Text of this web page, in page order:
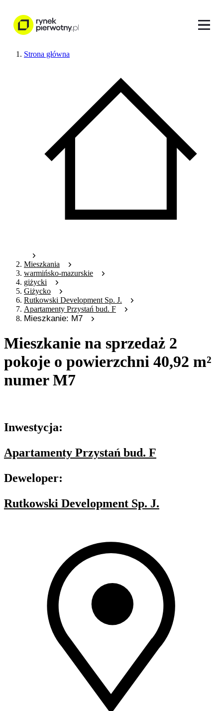
Strona główna
Mieszkania
warmińsko-mazurskie
giżycki
Giżycko
Rutkowski Development Sp. J.
Apartamenty Przystań bud. F
Mieszkanie: M7
Mieszkanie na sprzedaż 2
pokoje o powierzchni 40,92 m²
numer M7
Inwestycja:
Apartamenty Przystań bud. F
Deweloper:
Rutkowski Development Sp. J.